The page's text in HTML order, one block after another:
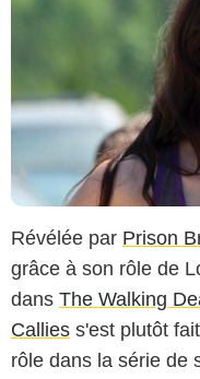
Révélée par Prison
grâce à son rôle de
dans The Walking
Callies s'est plutôt
rôle dans la série de